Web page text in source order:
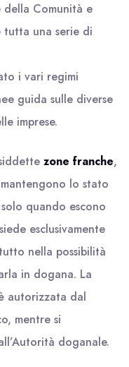
Comunità e
tutta una serie di
i vari regimi
guida sulle diverse
imprese.
zone franche,
lo stato
quando escono
esclusivamente
nella possibilità
in dogana. La
autorizzata dal
mentre si
doganale.